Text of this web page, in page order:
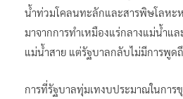
น้ำท่วมโคลนทะลักและสารพิษโลหะ
มาจากการทำเหมืองแร่กลางแม่น้ำแ
แม่น้ำสาย แต่รัฐบาลกลับไม่มีการพู
การที่รัฐบาลทุ่มเทงบประมาณในกา